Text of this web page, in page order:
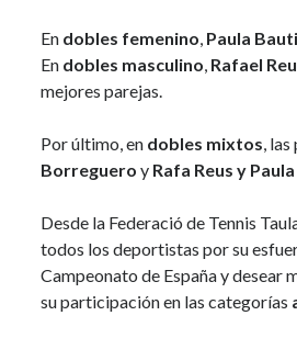
En dobles femenino, Paula
En dobles masculino, Rafael
mejores parejas.
Por último, en dobles mixtos,
Borreguero y Rafa Reus y
Desde la Federació de Tennis
todos los deportistas por su
Campeonato de España y desear
su participación en las categorías